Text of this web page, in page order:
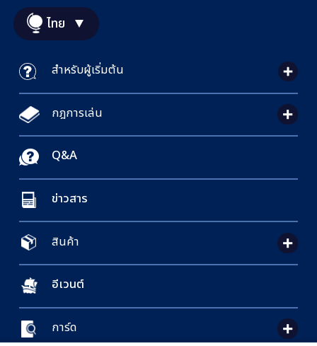
ไทย
สำหรับผู้เริ่มต้น
กฎการเล่น
Q&A
ข่าวสาร
สินค้า
อีเวนต์
การ์ด